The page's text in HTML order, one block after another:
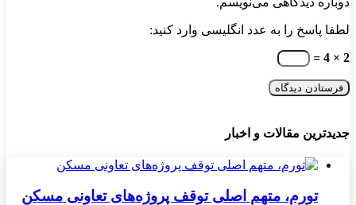
لطفا پاسخ را به عدد انگلیسی وارد کنید:
2 × 4 =
جدیدترین مقالات و اخبار
تورم، متهم اصلی توقف پروژه‌های تعاونی مسکن